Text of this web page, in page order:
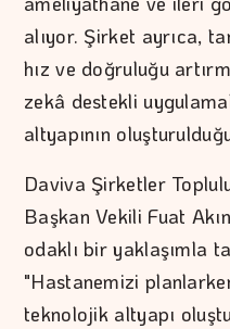
alıyor. Şirket ayrıca,
hız ve doğruluğu
zekâ destekli
altyapının
Daviva Şirketler
Başkan Vekili Fuat
odaklı bir yaklaşımla
"Hastanemizi
teknolojik altyapı